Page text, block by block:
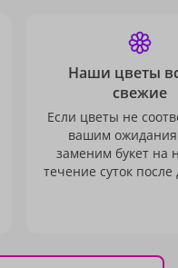
Наши цветы
свежие
Если цветы не
вашим
заменим букет на
течение суток после